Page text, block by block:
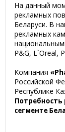
На данный
рекламных
Беларуси. В
рекламных
P&G, L`Oreal,
Компания
Российской
Республике
сегменте